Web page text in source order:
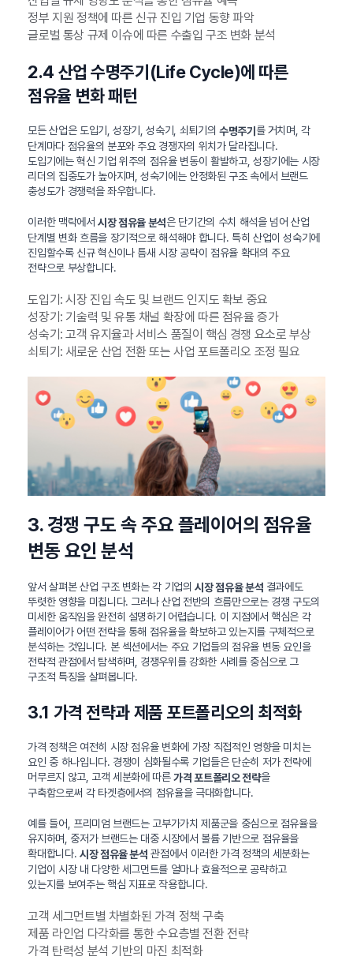
정부 지원 정책에 따른 신규 진입 기업 동향 파악
글로벌 통상 규제 이슈에 따른 수출입 구조 변화 분석
2.4 산업 수명주기(Life Cycle)에 따른
점유율 변화 패턴
모든 산업은 도입기, 성장기, 성숙기, 쇠퇴기의 수명주기 를 거치며, 각
단계마다 점유율의 분포와 주요 경쟁자의 위치가 달라집니다.
도입기에는 혁신 기업 위주의 점유율 변동이 활발하고, 성장기에는 시장
리더의 집중도가 높아지며, 성숙기에는 안정화된 구조 속에서 브랜드
충성도가 경쟁력을 좌우합니다.
이러한 맥락에서시장 점유율 분석은 단기간의 수치 해석을 넘어 산업
단계별 변화 흐름을 장기적으로 해석해야 합니다. 특히 산업이 성숙기에
진입할수록 신규 혁신이나 틈새 시장 공략이 점유율 확대의 주요
전략으로 부상합니다.
도입기: 시장 진입 속도 및 브랜드 인지도 확보 중요
성장기: 기술력 및 유통 채널 확장에 따른 점유율 증가
성숙기: 고객 유지율과 서비스 품질이 핵심 경쟁 요소로 부상
쇠퇴기: 새로운 산업 전환 또는 사업 포트폴리오 조정 필요
3. 경쟁 구도 속 주요 플레이어의 점유율
변동 요인 분석
앞서 살펴본 산업 구조 변화는 각 기업의시장 점유율 분석 결과에도
뚜렷한 영향을 미칩니다. 그러나 산업 전반의 흐름만으로는 경쟁 구도의
미세한 움직임을 완전히 설명하기 어렵습니다. 이 지점에서 핵심은 각
플레이어가 어떤 전략을 통해 점유율을 확보하고 있는지를 구체적으로
분석하는 것입니다. 본 섹션에서는 주요 기업들의 점유율 변동 요인을
전략적 관점에서 탐색하며, 경쟁우위를 강화한 사례를 중심으로 그
구조적 특징을 살펴봅니다.
3.1 가격 전략과 제품 포트폴리오의 최적화
가격 정책은 여전히 시장 점유율 변화에 가장 직접적인 영향을 미치는
요인 중 하나입니다. 경쟁이 심화될수록 기업들은 단순히 저가 전략에
머무르지 않고, 고객 세분화에 따른가격 포트폴리오 전략을
구축함으로써 각 타겟층에서의 점유율을 극대화합니다.
예를 들어, 프리미엄 브랜드는 고부가가치 제품군을 중심으로 점유율을
유지하며, 중저가 브랜드는 대중 시장에서 볼륨 기반으로 점유율을
확대합니다. 시장 점유율 분석 관점에서 이러한 가격 정책의 세분화는
기업이 시장 내 다양한 세그먼트를 얼마나 효율적으로 공략하고
있는지를 보여주는 핵심 지표로 작용합니다.
고객 세그먼트별 차별화된 가격 정책 구축
제품 라인업 다각화를 통한 수요층별 전환 전략
가격 탄력성 분석 기반의 마진 최적화